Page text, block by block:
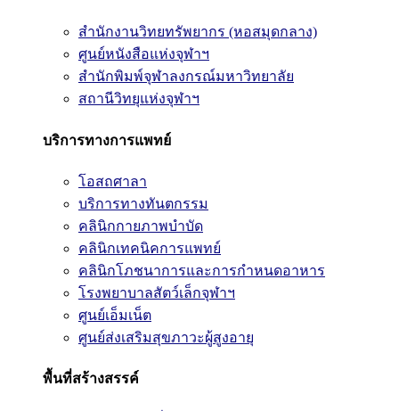
สำนักงานวิทยทรัพยากร (หอสมุดกลาง)
ศูนย์หนังสือแห่งจุฬาฯ
สำนักพิมพ์จุฬาลงกรณ์มหาวิทยาลัย
สถานีวิทยุแห่งจุฬาฯ
บริการทางการแพทย์
โอสถศาลา
บริการทางทันตกรรม
คลินิกกายภาพบำบัด
คลินิกเทคนิคการแพทย์
คลินิกโภชนาการและการกำหนดอาหาร
โรงพยาบาลสัตว์เล็กจุฬาฯ
ศูนย์เอ็มเน็ต
ศูนย์ส่งเสริมสุขภาวะผู้สูงอายุ
พื้นที่สร้างสรรค์